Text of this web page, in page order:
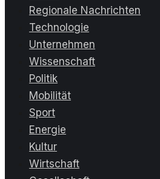
Regionale Nachrichten
Technologie
Unternehmen
Wissenschaft
Politik
Mobilität
Sport
Energie
Kultur
Wirtschaft